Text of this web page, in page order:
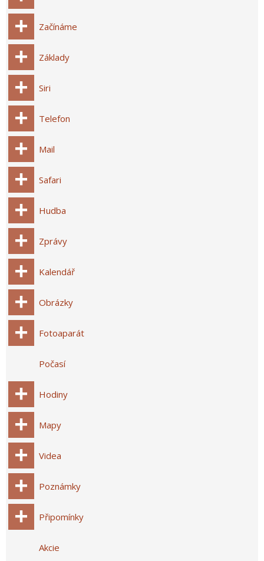
Začínáme
Základy
Siri
Telefon
Mail
Safari
Hudba
Zprávy
Kalendář
Obrázky
Fotoaparát
Počasí
Hodiny
Mapy
Videa
Poznámky
Připomínky
Akcie